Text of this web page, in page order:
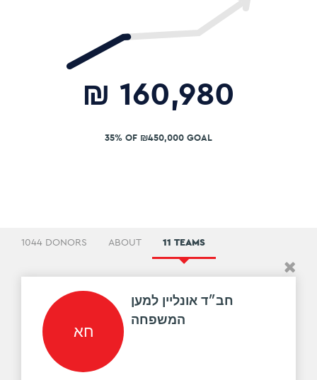
₪ 160,980
35% OF ₪450,000 GOAL
1044 DONORS ABOUT 11 TEAMS
חא
חב״ד אונליין למען
המשפחה